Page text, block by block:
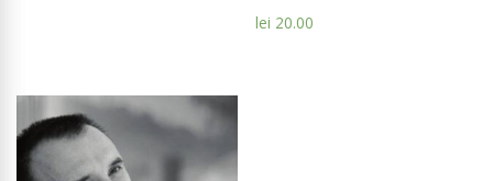
lei 20.00